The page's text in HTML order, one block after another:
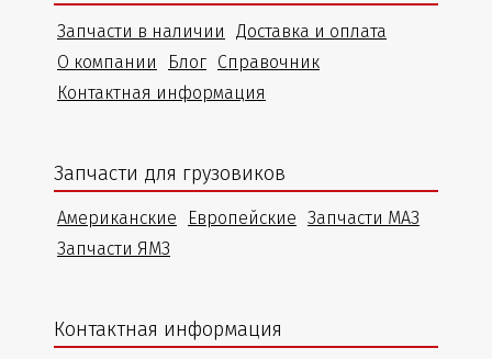
Запчасти в наличии
Доставка и оплата
О компании
Блог Справочник
Контактная информация
Запчасти для грузовиков
Американские Европейские Запчасти МАЗ
Запчасти ЯМЗ
Контактная информация